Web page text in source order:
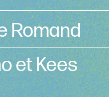
Romand
et Kees